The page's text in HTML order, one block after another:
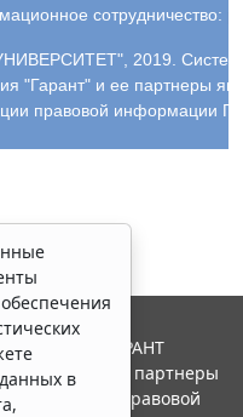
сотрудничество:
2019.
"Гарант" и ее партнеры
правовой информации
в
Система ГАРАНТ
"Гарант" и ее партнеры
ассоциации правовой